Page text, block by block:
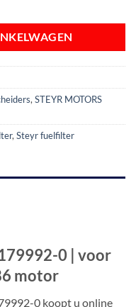
, STEYR MOTORS
, Steyr fuelfilter
0 | voor
motor
0 koopt u online